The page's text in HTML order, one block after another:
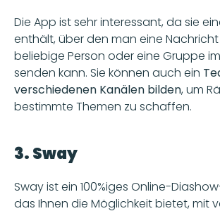
Die App ist sehr interessant, da sie
enthält, über den man eine
beliebige Person oder eine Gruppe
senden kann. Sie können auch ein
verschiedenen Kanälen bilden, um
bestimmte Themen zu schaffen.
3. Sway
Sway ist ein 100%iges Online-